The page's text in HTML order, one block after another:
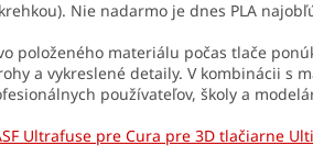
Nie nadarmo je dnes PLA
položeného materiálu počas tlače
a vykreslené detaily. V kombinácii s
používateľov, školy a
Ultrafuse pre Cura pre 3D tlačiarne